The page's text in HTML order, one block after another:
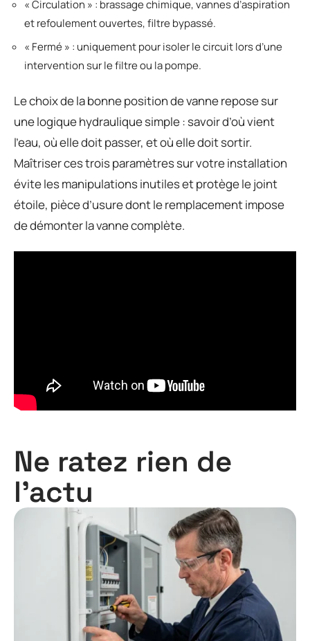
« Circulation » : brassage chimique, vannes d’aspiration
et refoulement ouvertes, filtre bypassé.
« Fermé » : uniquement pour isoler le circuit lors d’une
intervention sur le filtre ou la pompe.
Le choix de la bonne position de vanne repose sur
une logique hydraulique simple : savoir d’où vient
l’eau, où elle doit passer, et où elle doit sortir.
Maîtriser ces trois paramètres sur votre installation
évite les manipulations inutiles et protège le joint
étoile, pièce d’usure dont le remplacement impose
de démonter la vanne complète.
Ne ratez rien de
l'actu